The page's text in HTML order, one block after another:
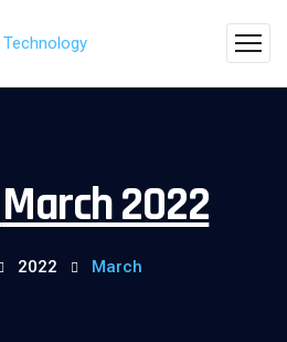
March 2022
2022 March